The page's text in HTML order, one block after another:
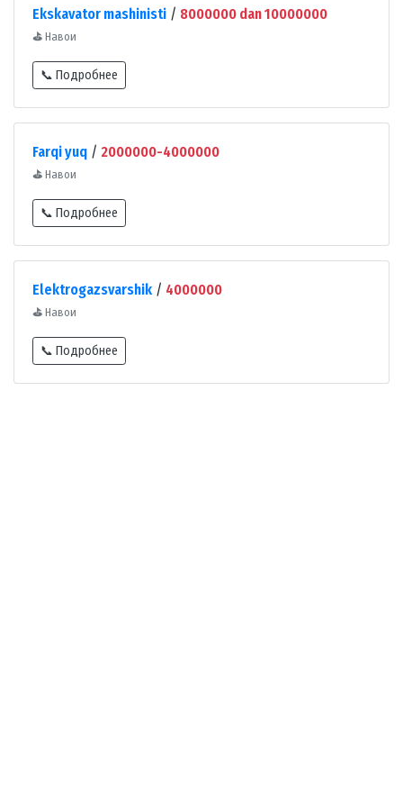
Ekskavator mashinisti / 8000000 dan 10000000
⛳ Навои
📞 Подробнее
Farqi yuq / 2000000-4000000
⛳ Навои
📞 Подробнее
Elektrogazsvarshik / 4000000
⛳ Навои
📞 Подробнее